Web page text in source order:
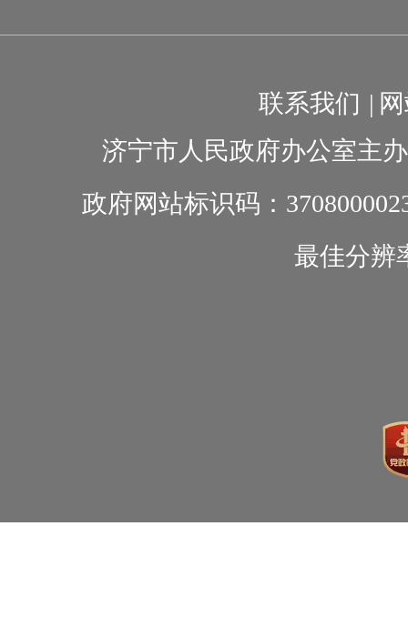
联系我们 |
济宁市人民政府办公室主
政府网站标识码：
最佳分辨